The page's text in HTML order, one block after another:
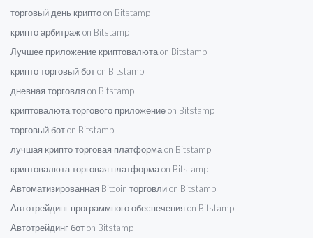
торговый день крипто on Bitstamp
крипто арбитраж on Bitstamp
Лучшее приложение криптовалюта on Bitstamp
крипто торговый бот on Bitstamp
дневная торговля on Bitstamp
криптовалюта торгового приложение on Bitstamp
торговый бот on Bitstamp
лучшая крипто торговая платформа on Bitstamp
криптовалюта торговая платформа on Bitstamp
Автоматизированная Bitcoin торговли on Bitstamp
Автотрейдинг программного обеспечения on Bitstamp
Автотрейдинг бот on Bitstamp